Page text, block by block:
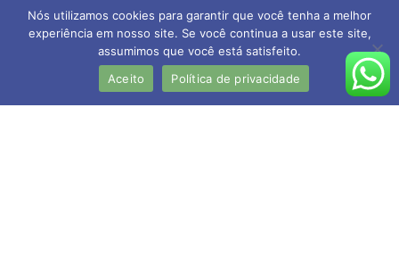
Onde estamos:
Av. Herval, 235 – Loja 4
Maringá-PR | 87013-110
Nós utilizamos cookies para garantir que você tenha a melhor
experiência em nosso site. Se você continua a usar este site,
assumimos que você está satisfeito.
Aceito
Política de privacidade